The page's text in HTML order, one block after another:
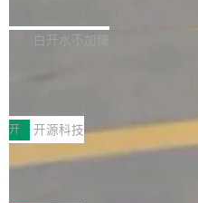
个主 agent 循环，外加一组后台
库，并将作为transport接入
MPComm将作为一种传输引擎
ENT，实现零拷贝传输性能提升
传输性能最高提升5倍。UCL-
于自研UCL-Engine通信引擎，
白开水不加糖
型案例入选名单》，深信服“面向
开源 AI 编程平台 CoStrict 应用”
创新与落地成效成功入选。 全链
助力企业AI研发安全落地 当前
开 开源科技
深信服AI算力网关入选工信部
前不久，工业和信息化部正式